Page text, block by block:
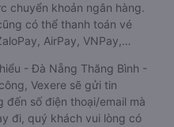
chuyển khoản ngân hàng.
có thể thanh toán vé
AirPay, VNPay,…
- Đà Nẵng Thăng Bình -
Vexere sẽ gửi tin
đến số điện thoại/email mà
đi, quý khách vui lòng có